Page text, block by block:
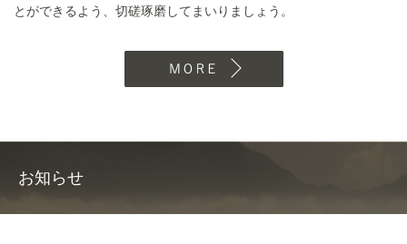
とができるよう、切磋琢磨してまいりましょう。
お知らせ